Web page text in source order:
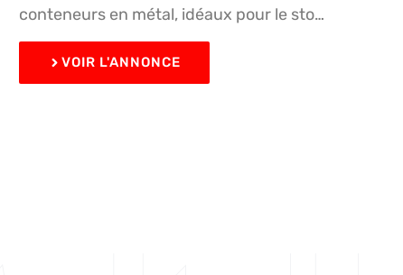
conteneurs en métal, idéaux pour le sto…
VOIR L'ANNONCE